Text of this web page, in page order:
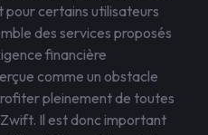
pour certains utilisateurs
des services proposés
financière
comme un obstacle
pleinement de toutes
Il est donc important